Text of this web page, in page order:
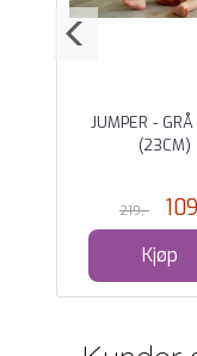
JUMPER -
(23CM)
219,-
Kjøp